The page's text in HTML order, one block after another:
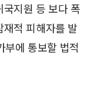
국지원 등 보다 폭
적 피해자를 발
부에 통보할 법적